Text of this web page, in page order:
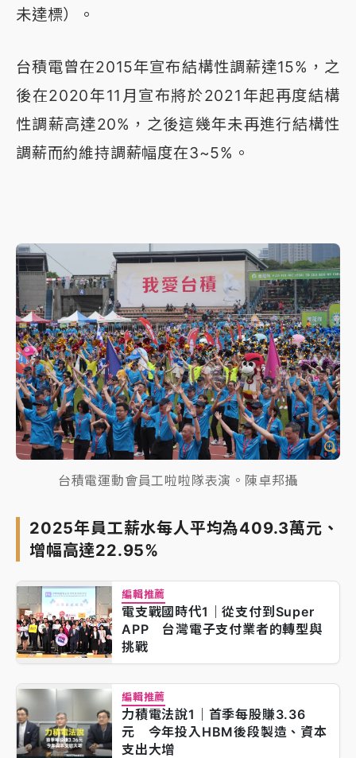
未達標）。
台積電曾在2015年宣布結構性調薪達15%，之
後在2020年11月宣布將於2021年起再度結構
性調薪高達20%，之後這幾年未再進行結構性
調薪而約維持調薪幅度在3~5%。
台積電運動會員工啦啦隊表演。陳卓邦攝
2025年員工薪水每人平均為409.3萬元、
增幅高達22.95%
編輯推薦
電支戰國時代1｜從支付到Super
APP 台灣電子支付業者的轉型與
挑戰
編輯推薦
力積電法說1｜首季每股賺3.36
元 今年投入HBM後段製造、資本
支出大增